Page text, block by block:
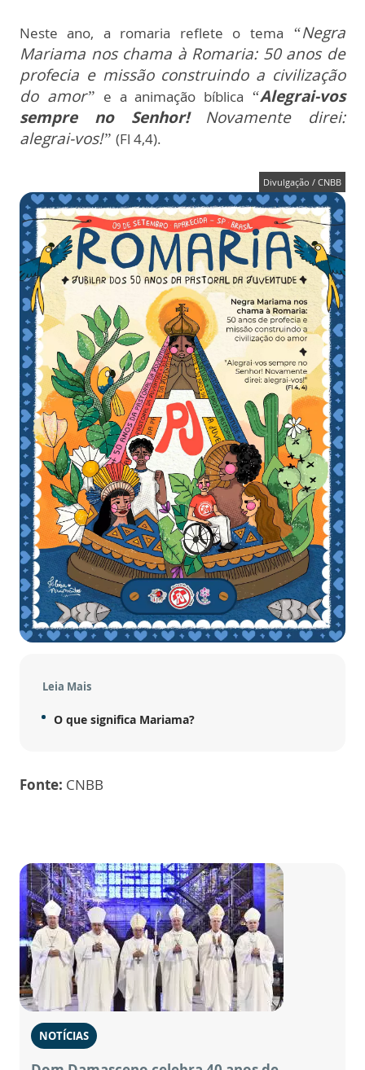
Neste ano, a romaria reflete o tema “Negra
Mariama nos chama à Romaria: 50 anos de
profecia e missão construindo a civilização
do amor” e a animação bíblica “Alegrai-vos
sempre no Senhor! Novamente direi:
alegrai-vos!” (Fl 4,4).
Divulgação / CNBB
Leia Mais
O que significa Mariama?
Fonte: CNBB
NOTÍCIAS